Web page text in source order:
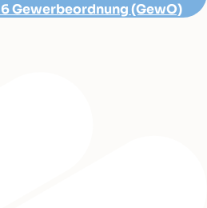
Gewerbeordnung (GewO)